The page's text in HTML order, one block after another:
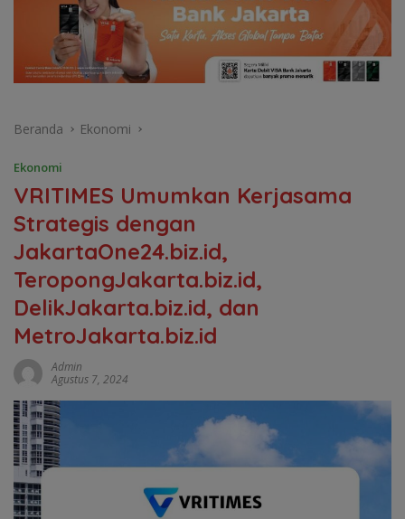
Beranda Ekonomi
Ekonomi
VRITIMES Umumkan Kerjasama
Strategis dengan
JakartaOne24.biz.id,
TeropongJakarta.biz.id,
DelikJakarta.biz.id, dan
MetroJakarta.biz.id
Admin
Agustus 7, 2024